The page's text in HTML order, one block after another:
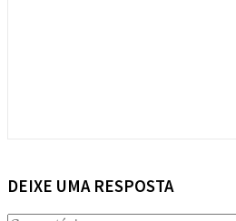
DEIXE UMA RESPOSTA